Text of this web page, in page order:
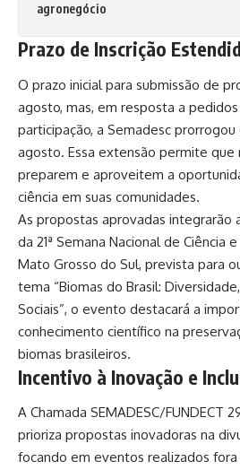
agronegócio
Prazo de Inscrição
O prazo inicial para submissão de
agosto, mas, em resposta a
participação, a Semadesc prorrogou
agosto. Essa extensão permite que
preparem e aproveitem a
ciência em suas comunidades.
As propostas aprovadas integrarão
da 21ª Semana Nacional de Ciência
Mato Grosso do Sul, prevista para
tema “Biomas do Brasil:
Sociais”, o evento destacará a
conhecimento científico na
biomas brasileiros.
Incentivo à Inovação e
A Chamada SEMADESC/FUNDECT
prioriza propostas inovadoras na
focando em eventos realizados